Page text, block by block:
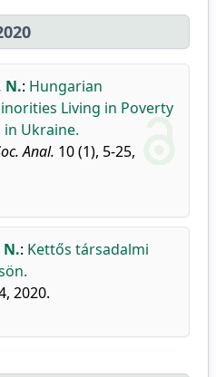
N.: Hungarian
Living in Poverty
in Ukraine.
Anal. 10 (1), 5-25,
: Kettős társadalmi
2020.